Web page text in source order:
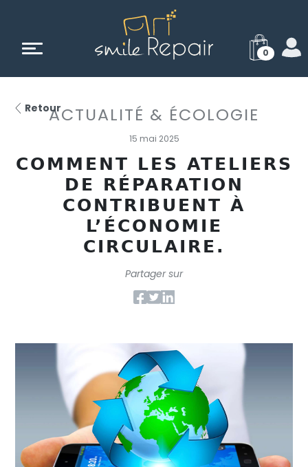
0
RetourACTUALITÉ & ÉCOLOGIE
15 mai 2025
COMMENT LES ATELIERS
DE RÉPARATION
CONTRIBUENT À
L’ÉCONOMIE
CIRCULAIRE.
Partager sur